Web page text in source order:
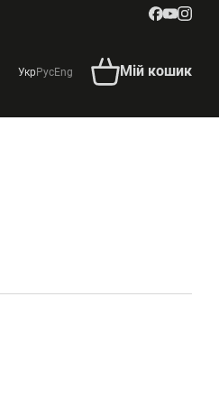
УкрРусEng Мій кошик